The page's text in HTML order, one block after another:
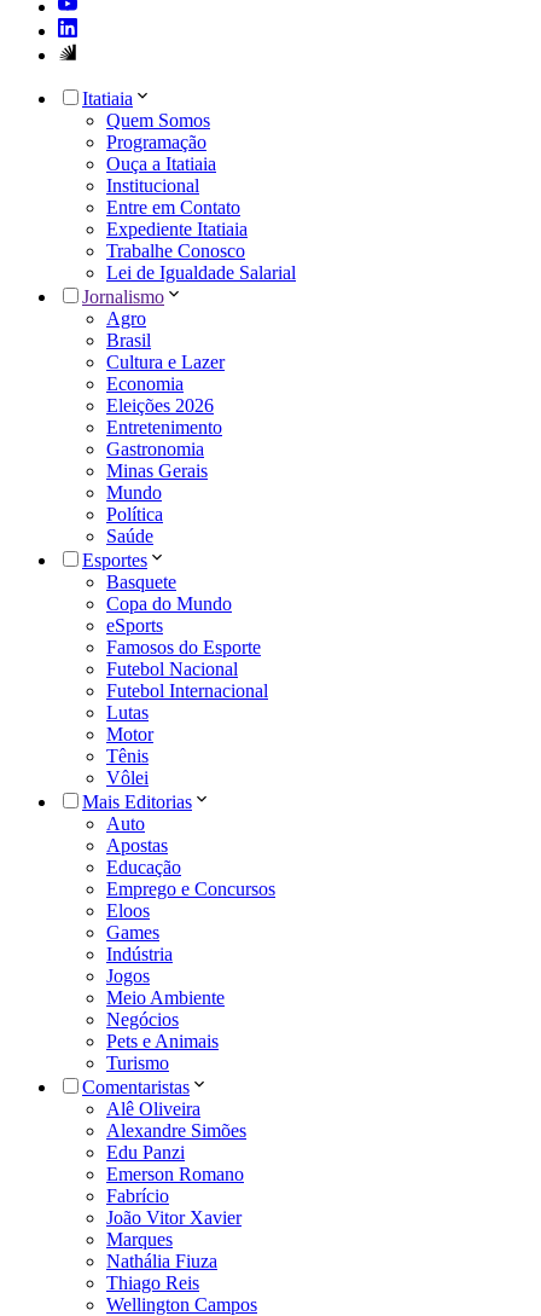
Itatiaia
Quem Somos
Programação
Ouça a Itatiaia
Institucional
Entre em Contato
Expediente Itatiaia
Trabalhe Conosco
Lei de Igualdade Salarial
Jornalismo
Agro
Brasil
Cultura e Lazer
Economia
Eleições 2026
Entretenimento
Gastronomia
Minas Gerais
Mundo
Política
Saúde
Esportes
Basquete
Copa do Mundo
eSports
Famosos do Esporte
Futebol Nacional
Futebol Internacional
Lutas
Motor
Tênis
Vôlei
Mais Editorias
Auto
Apostas
Educação
Emprego e Concursos
Eloos
Games
Indústria
Jogos
Meio Ambiente
Negócios
Pets e Animais
Turismo
Comentaristas
Alê Oliveira
Alexandre Simões
Edu Panzi
Emerson Romano
Fabrício
João Vitor Xavier
Marques
Nathália Fiuza
Thiago Reis
Wellington Campos